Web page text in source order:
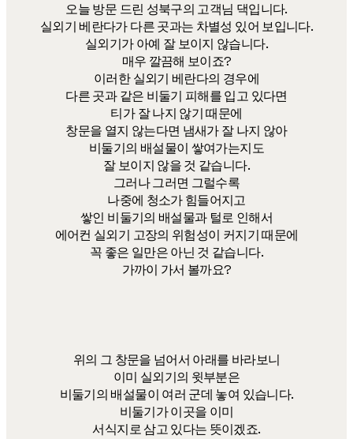
오늘 방문 드린 성북구의 고객님 댁입니다.
실외기 베란다가 다른 곳과는 차별성 있어 보입니다.
실외기가 아예 잘 보이지 않습니다.
매우 깔끔해 보이죠?
이러한 실외기 베란다의 경우에
다른 곳과 같은 비둘기 피해를 입고 있다면
티가 잘 나지 않기 때문에
창문을 열지 않는다면 냄새가 잘 나지 않아
비둘기의 배설물이 쌓여가는지도
잘 보이지 않을 것 같습니다.
그러나 그러면 그럴수록
나중에 청소가 힘들어지고
쌓인 비둘기의 배설물과 털로 인해서
에어컨 실외기 고장의 위험성이 커지기 때문에
꼭 좋은 일만은 아닌 것 같습니다.
가까이 가서 볼까요?
위의 그 창문을 넘어서 아래를 바라보니
이미 실외기의 윗부분은
비둘기의 배설물이 여러 군데 놓여 있습니다.
비둘기가 이곳을 이미
서식지로 삼고 있다는 뜻이겠죠.